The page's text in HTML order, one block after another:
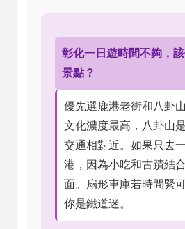
彰化一日遊時間不夠，
景點？
優先選鹿港老街和八卦
文化濃度最高，八卦山
交通相對近。如果只去
港，因為小吃和古蹟結
面。扇形車庫若時間緊
你是鐵道迷。